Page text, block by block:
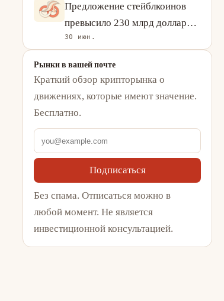
Предложение стейблкоинов
превысило 230 млрд долларов:
что рост USDT и USDC
30 июн.
Рынки в вашей почте
Краткий обзор крипторынка о
движениях, которые имеют значение.
Бесплатно.
Подписаться
Без спама. Отписаться можно в
любой момент. Не является
инвестиционной консультацией.